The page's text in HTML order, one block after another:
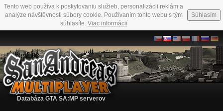
Tento web používa k poskytovaniu služieb, personalizácii reklám a
analýze návštěvnosti súbory cookie. Používaním tohto webu s tým
súhlasíte. Viac informácií
Súhlasím
Databáza GTA SA:MP serverov